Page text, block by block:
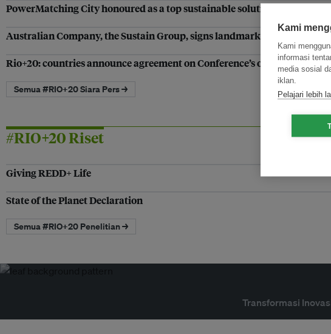
PowerMatching City honoured as a top sustainable solution at Rio+20
Australian Company, the Sustain Group, signs landmark South
Rio+20: countries announce agreement on Conference’s outcome
Semua #RIO+20 Siara Pers →
#RIO+20 Riset
Giving REDD+ Life
State of the Planet Declaration
Semua #RIO+20 Penelitian →
Transformasi
Kami
Kami
informasi
media sosial
iklan.
Pelajari lebih